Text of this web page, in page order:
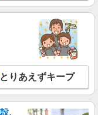
OK！推し活の軍資
日払い有/週払い有/交
)＞
詳細を見る
とりあえずキープ
、